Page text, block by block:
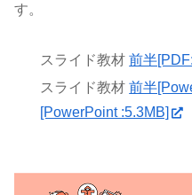
す。
スライド教材前半
スライド教材前半
[PowerPoint :5.3MB]